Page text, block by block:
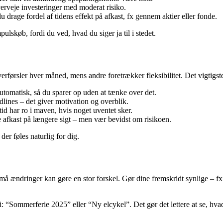
investeringer med moderat risiko.
fordel af tidens effekt på afkast, fx gennem aktier eller fonde.
fordi du ved, hvad du siger ja til i stedet.
hver måned, mens andre foretrækker fleksibilitet. Det
så du sparer op uden at tænke over det.
– det giver motivation og overblik.
har ro i maven, hvis noget uventet sker.
på længere sigt – men vær bevidst om risikoen.
føles naturlig for dig.
ændringer kan gøre en stor forskel. Gør dine fremskridt synlige –
2025” eller “Ny elcykel”. Det gør det lettere at se,